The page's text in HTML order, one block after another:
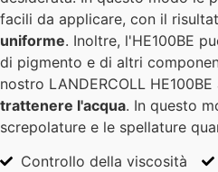
facili da applicare, con il
uniforme. Inoltre, l'HE100BE
di pigmento e di altri
nostro LANDERCOLL
trattenere l'acqua. In questo
screpolature e le spellature
Controllo della viscosità